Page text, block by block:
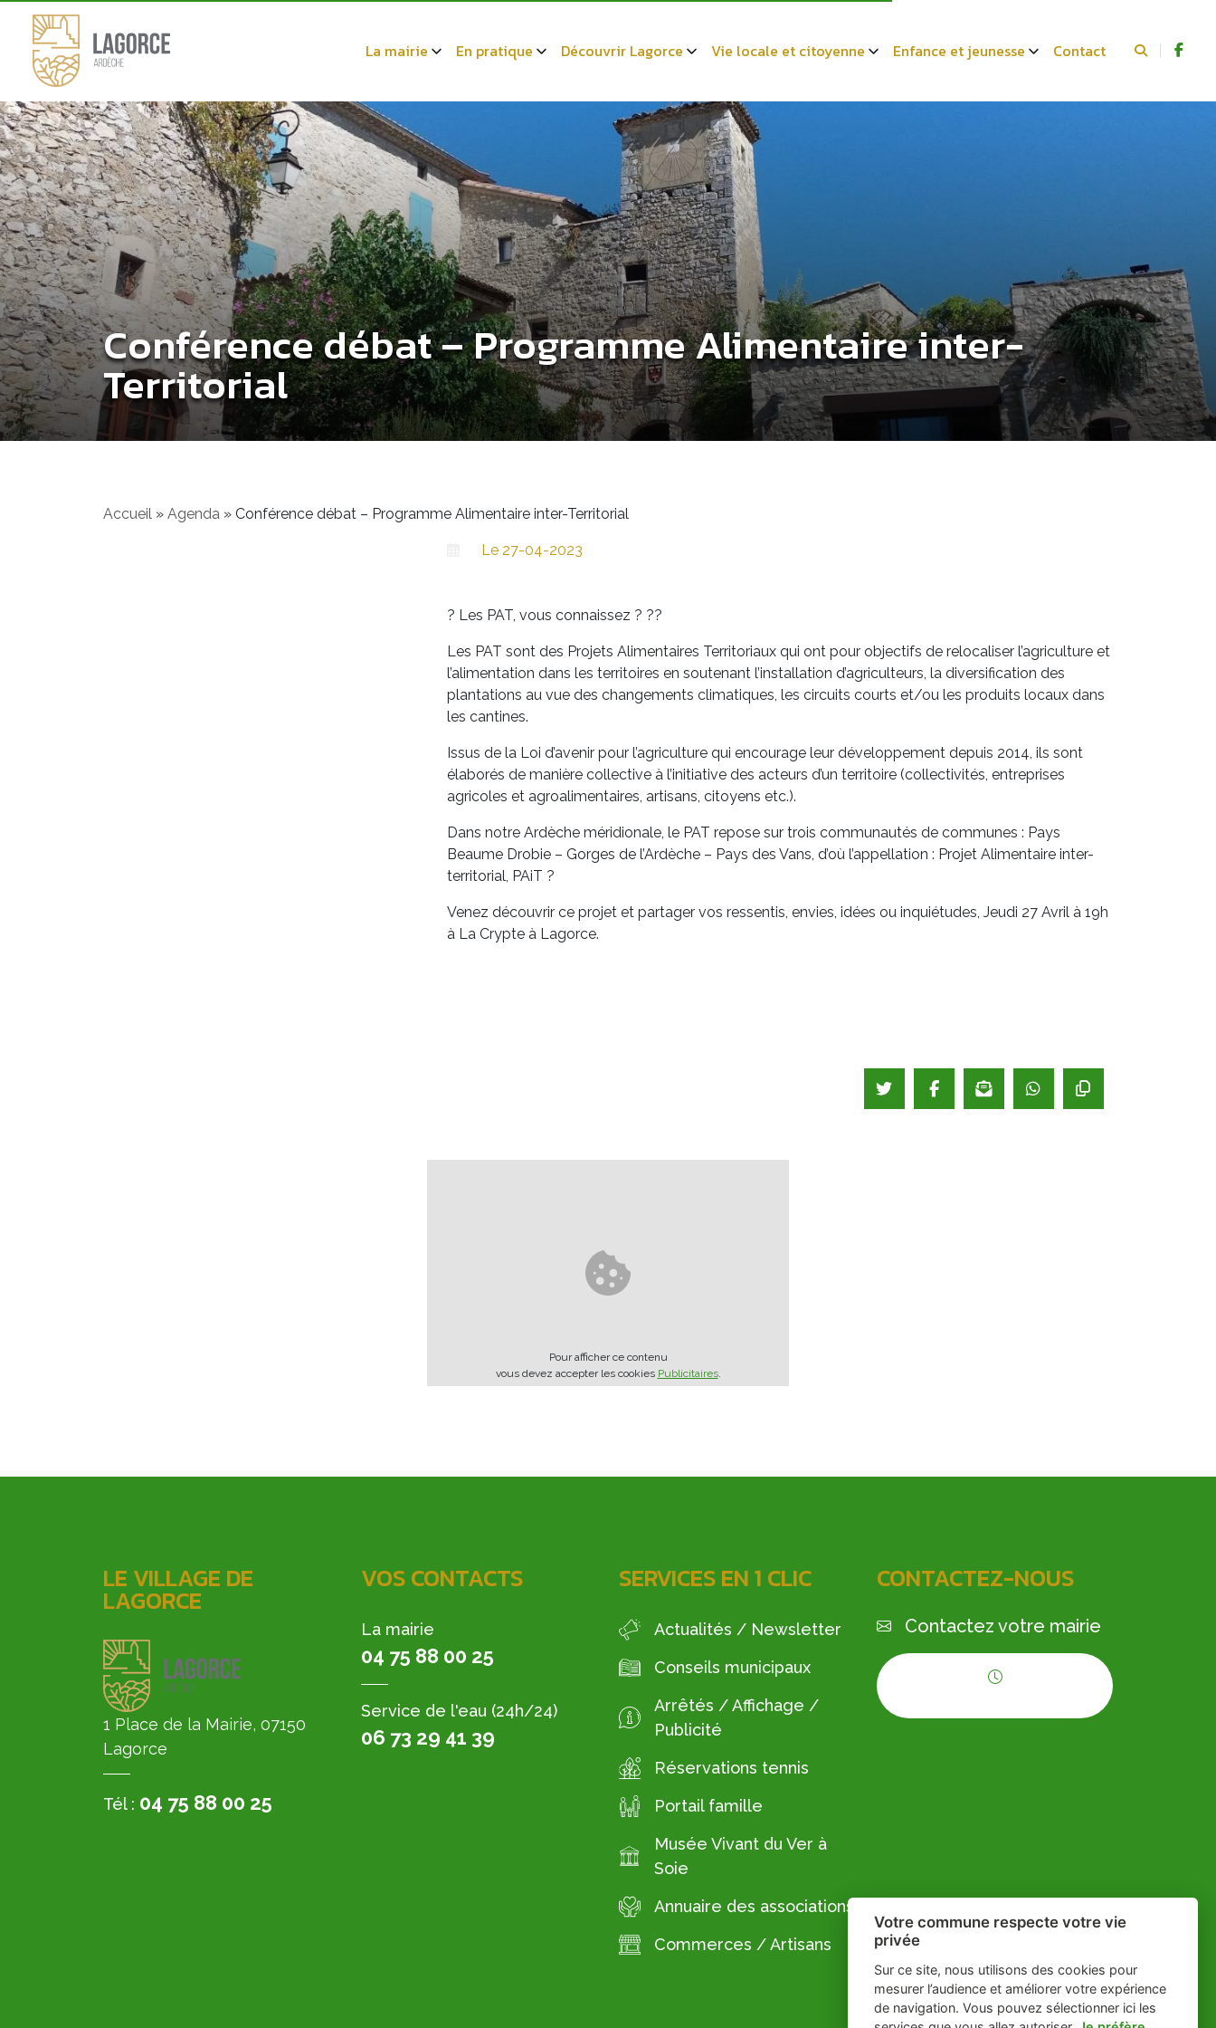
La mairie En pratique Découvrir Lagorce Vie locale et citoyenne Enfance et jeunesse Contact
Conférence débat – Programme Alimentaire inter-
Territorial
Accueil » Agenda » Conférence débat – Programme Alimentaire inter-Territorial
Le 27-04-2023
? Les PAT, vous connaissez ? ?‍?
Les PAT sont des Projets Alimentaires Territoriaux qui ont pour objectifs de relocaliser l’agriculture et
l’alimentation dans les territoires en soutenant l’installation d’agriculteurs, la diversification des
plantations au vue des changements climatiques, les circuits courts et/ou les produits locaux dans
les cantines.
Issus de la Loi d’avenir pour l’agriculture qui encourage leur développement depuis 2014, ils sont
élaborés de manière collective à l’initiative des acteurs d’un territoire (collectivités, entreprises
agricoles et agroalimentaires, artisans, citoyens etc.).
Dans notre Ardèche méridionale, le PAT repose sur trois communautés de communes : Pays
Beaume Drobie – Gorges de l’Ardèche – Pays des Vans, d’où l’appellation : Projet Alimentaire inter-
territorial, PAiT ?
Venez découvrir ce projet et partager vos ressentis, envies, idées ou inquiétudes, Jeudi 27 Avril à 19h
à La Crypte à Lagorce.
Pour afficher ce contenu
vous devez accepter les cookies Publicitaires.
LE VILLAGE DE
LAGORCE
1 Place de la Mairie, 07150
Lagorce
Tél : 04 75 88 00 25
VOS CONTACTS
La mairie
04 75 88 00 25
Service de l'eau (24h/24)
06 73 29 41 39
SERVICES EN 1 CLIC
Actualités / Newsletter
Conseils municipaux
Arrêtés / Affichage /
Publicité
Réservations tennis
Portail famille
Musée Vivant du Ver à
Soie
Annuaire des associations
Commerces / Artisans
CONTACTEZ-NOUS
Contactez votre mairie
Votre commune respecte votre vie
privée
Sur ce site, nous utilisons des cookies pour
mesurer l’audience et améliorer votre expérience
de navigation. Vous pouvez sélectionner ici les